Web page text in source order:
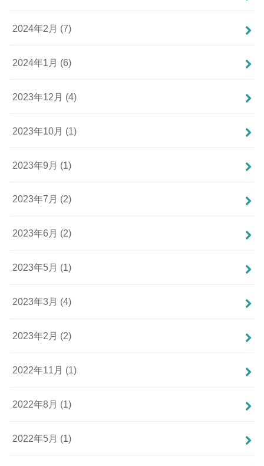
2024年2月 (7)
2024年1月 (6)
2023年12月 (4)
2023年10月 (1)
2023年9月 (1)
2023年7月 (2)
2023年6月 (2)
2023年5月 (1)
2023年3月 (4)
2023年2月 (2)
2022年11月 (1)
2022年8月 (1)
2022年5月 (1)